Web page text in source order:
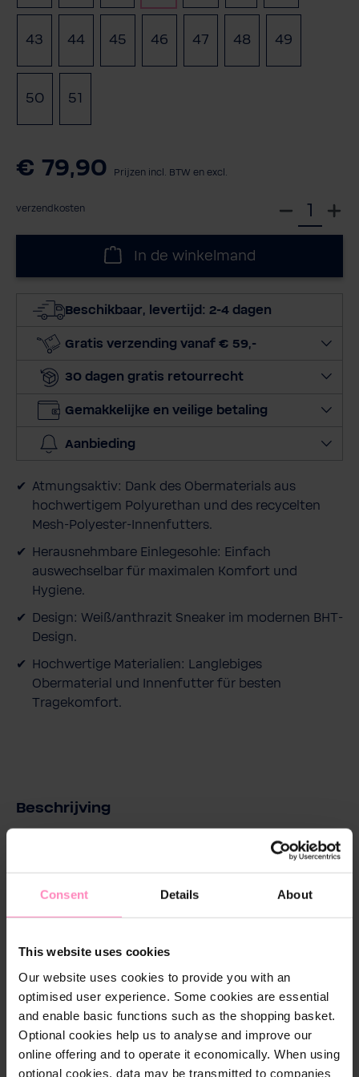
Consent Details About
This website uses cookies
Our website uses cookies to provide you with an
optimised user experience. Some cookies are essential
and enable basic functions such as the shopping basket.
Optional cookies help us to analyse and improve our
online offering and to operate it economically. When using
optional cookies, data may be transmitted to companies
43 44 45 46 47 48 49
50 51
€ 79,90 Prijzen incl. BTW en excl.
verzendkosten
c
e
h
e
In de winkelmand
Beschikbaar, levertijd: 2-4 dagen
Gratis verzending vanaf € 59,-
30 dagen gratis retourrecht
Gemakkelijke en veilige betaling
Aanbieding
Atmungsaktiv: Dank des Obermaterials aus
hochwertigem Polyurethan und des recycelten
Mesh-Polyester-Innenfutters.
Herausnehmbare Einlegesohle: Einfach
auswechselbar für maximalen Komfort und
Hygiene.
Design: Weiß/anthrazit Sneaker im modernen BHT-
Design.
Hochwertige Materialien: Langlebiges
Obermaterial und Innenfutter für besten
Tragekomfort.
Beschrijving
in a modern design. This
sneaker is not only a real eye-catcher but also
functional and high-quality.
polyurethane and a mesh polyester lining, it provides
a comfortable and fresh wearing experience
throughout the day. The removable and replaceable
insole adds extra comfort and supports optimal foot
hygiene.